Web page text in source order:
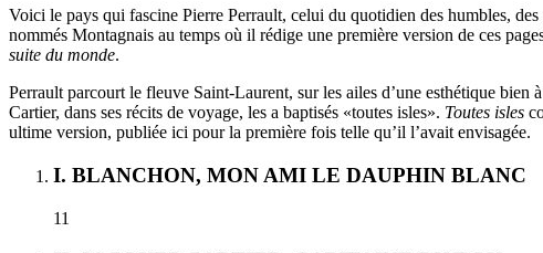
Voici le pays qui fascine Pierre Perrault, celui du quotidien des humbles,
nommés Montagnais au temps où il rédige une première version de ces
suite du monde.
Perrault parcourt le fleuve Saint-Laurent, sur les ailes d’une esthétique
Cartier, dans ses récits de voyage, les a baptisés «toutes isles». Toutes isles
ultime version, publiée ici pour la première fois telle qu’il l’avait envisagée.
I. BLANCHON, MON AMI LE DAUPHIN BLANC
11